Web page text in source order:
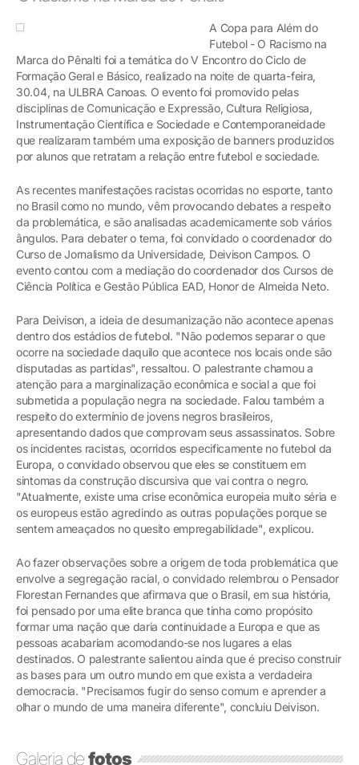
A Copa para Além do
Futebol - O Racismo na
Marca do Pênalti foi a temática do V Encontro do Ciclo de
Formação Geral e Básico, realizado na noite de quarta-feira,
30.04, na ULBRA Canoas. O evento foi promovido pelas
disciplinas de Comunicação e Expressão, Cultura Religiosa,
Instrumentação Científica e Sociedade e Contemporaneidade
que realizaram também uma exposição de banners produzidos
por alunos que retratam a relação entre futebol e sociedade.
As recentes manifestações racistas ocorridas no esporte, tanto
no Brasil como no mundo, vêm provocando debates a respeito
da problemática, e são analisadas academicamente sob vários
ângulos. Para debater o tema, foi convidado o coordenador do
Curso de Jornalismo da Universidade, Deivison Campos. O
evento contou com a mediação do coordenador dos Cursos de
Ciência Política e Gestão Pública EAD, Honor de Almeida Neto.
Para Deivison, a ideia de desumanização não acontece apenas
dentro dos estádios de futebol. "Não podemos separar o que
ocorre na sociedade daquilo que acontece nos locais onde são
disputadas as partidas", ressaltou. O palestrante chamou a
atenção para a marginalização econômica e social a que foi
submetida a população negra na sociedade. Falou também a
respeito do extermínio de jovens negros brasileiros,
apresentando dados que comprovam seus assassinatos. Sobre
os incidentes racistas, ocorridos especificamente no futebol da
Europa, o convidado observou que eles se constituem em
sintomas da construção discursiva que vai contra o negro.
"Atualmente, existe uma crise econômica europeia muito séria e
os europeus estão agredindo as outras populações porque se
sentem ameaçados no quesito empregabilidade", explicou.
Ao fazer observações sobre a origem de toda problemática que
envolve a segregação racial, o convidado relembrou o Pensador
Florestan Fernandes que afirmava que o Brasil, em sua história,
foi pensado por uma elite branca que tinha como propósito
formar uma nação que daria continuidade a Europa e que as
pessoas acabariam acomodando-se nos lugares a elas
destinados. O palestrante salientou ainda que é preciso construir
as bases para um outro mundo em que exista a verdadeira
democracia. "Precisamos fugir do senso comum e aprender a
olhar o mundo de uma maneira diferente", concluiu Deivison.
Galeria defotos